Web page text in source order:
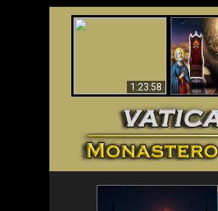
1:23:58
La Bibbia
70 anni